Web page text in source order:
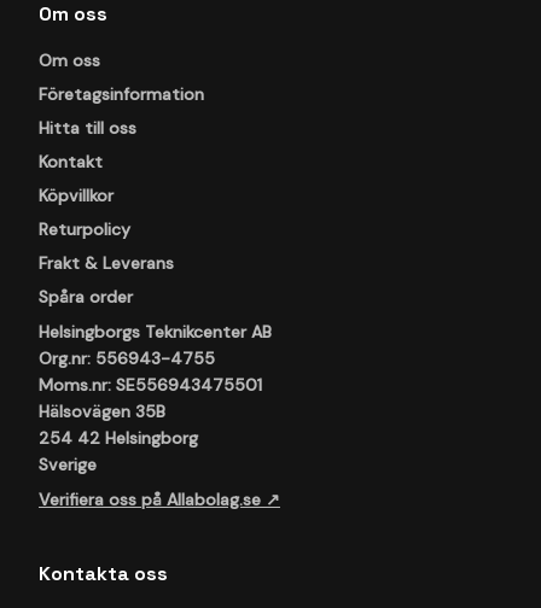
Om oss
Om oss
Företagsinformation
Hitta till oss
Kontakt
Köpvillkor
Returpolicy
Frakt & Leverans
Spåra order
Helsingborgs Teknikcenter AB
Org.nr: 556943-4755
Moms.nr: SE556943475501
Hälsovägen 35B
254 42 Helsingborg
Sverige
Verifiera oss på Allabolag.se ↗
Kontakta oss